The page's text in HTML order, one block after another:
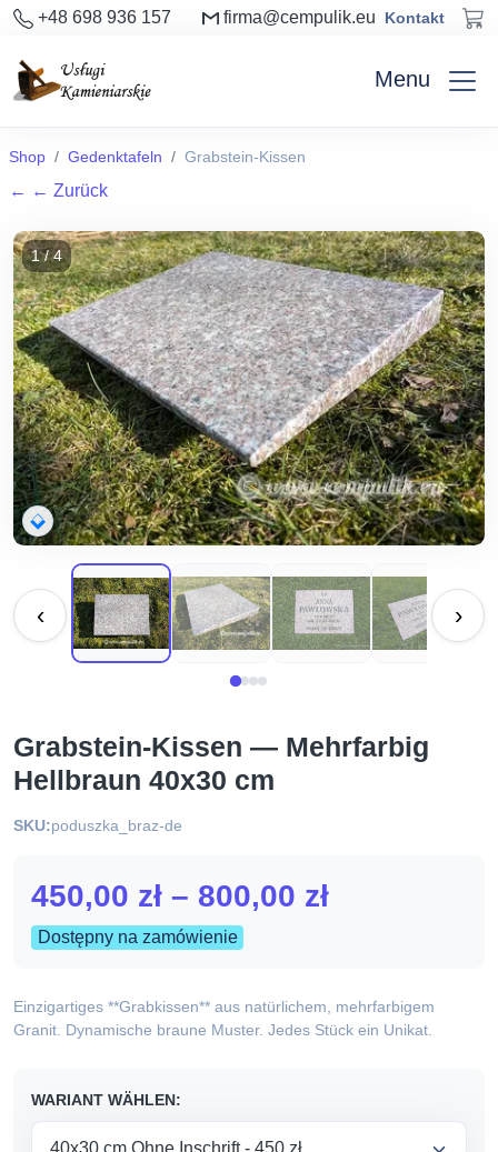
+48 698 936 157 firma@cempulik.eu Kontakt
Menu
Shop Gedenktafeln Grabstein-Kissen
← ← Zurück
1 / 4
‹ ›
Grabstein-Kissen — Mehrfarbig
Hellbraun 40x30 cm
SKU:poduszka_braz-de
450,00 zł – 800,00 złZakres
450,00 zł
800,00 zł
Dostępny na zamówienie
Einzigartiges **Grabkissen** aus natürlichem, mehrfarbigem
Granit. Dynamische braune Muster. Jedes Stück ein Unikat.
WARIANT WÄHLEN: